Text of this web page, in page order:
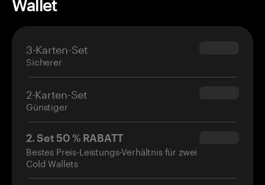
Wallet
3-Karten-Set
Sicherer
$69.90
2-Karten-Set
Günstiger
$54.90
2. Set 50 % RABATT
Bestes Preis-Leistungs-Verhältnis für zwei
Cold Wallets
$34.95